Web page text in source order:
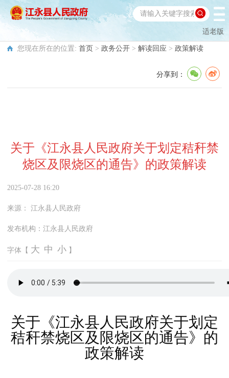
适老版
您现在所在的位置: 首页 > 政务公开 > 解读回应 > 政策解读
分享到：
关于《江永县人民政府关于划定秸秆禁
烧区及限烧区的通告》的政策解读
2025-07-28 16:20
来源： 江永县人民政府
发布机构： 江永县人民政府
字体【 大 中 小 】
关于《江永县人民政府关于划定
秸秆禁烧区及限烧区的通告》的
政策解读